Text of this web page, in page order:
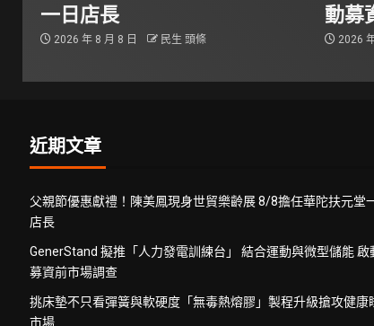
一日店長
2026 年 8 月 8 日 民生 頭條
動募
2026
近期文章
父親節優惠獻禮！陳美鳳現身世貿樂齡展 8/8擔任華陀扶元堂
店長
GenerStand 擬推「人力發電訓練台」 結合運動與微型儲能 啟
募資前市場調查
挑床墊不只看彈簧與軟硬度「無毒熱熔膠」製程升級搶攻健康
市場